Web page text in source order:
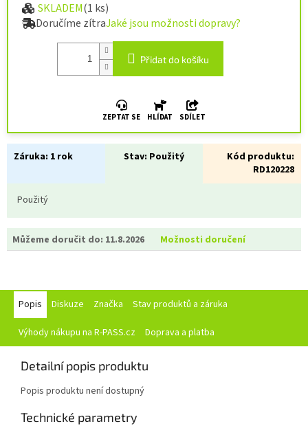
Měrná cena:
SKLADEM(1 ks)
Doručíme zítraJaké jsou možnosti dopravy?
Přidat do košíku
ZEPTAT SE HLÍDAT SDÍLET
Záruka: 1 rok Stav: Použitý
Kód produktu:
RD120228
Použitý
Můžeme doručit do: 11.8.2026 Možnosti doručení
Popis Diskuze Značka Stav produktů a záruka
Výhody nákupu na R-PASS.cz Doprava a platba
Detailní popis produktu
Popis produktu není dostupný
Technické parametry